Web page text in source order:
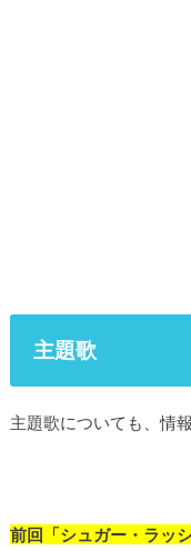
主題歌
主題歌についても、情
前回「シュガー・ラッシ